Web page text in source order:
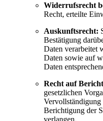
Widerrufsrecht
Recht, erteilte
Auskunftsrecht:
Bestätigung
Daten verarbeitet
Daten sowie auf
Daten
Recht auf
gesetzlichen
Vervollständigung
Berichtigung der
verlangen.